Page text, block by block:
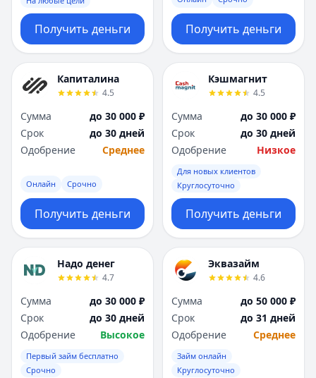
Получить деньги Получить деньги
Капиталина
4.5
Сумма
до 30 000 ₽
Срок
до 30 дней
Одобрение
Среднее
Онлайн Срочно
Получить деньги
Кэшмагнит
4.5
Сумма
до 30 000 ₽
Срок
до 30 дней
Одобрение
Низкое
Для новых клиентов
Круглосуточно
Получить деньги
Надо денег
4.7
Сумма
до 30 000 ₽
Срок
до 30 дней
Одобрение
Высокое
Первый займ бесплатно
Срочно
Эквазайм
4.6
Сумма
до 50 000 ₽
Срок
до 31 дней
Одобрение
Среднее
Займ онлайн
Круглосуточно